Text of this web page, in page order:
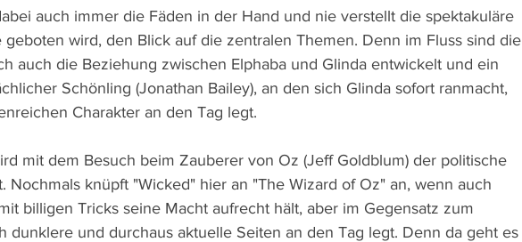
auch immer die Fäden in der Hand und nie verstellt die spektakuläre
geboten wird, den Blick auf die zentralen Themen. Denn im Fluss sind die
auch die Beziehung zwischen Elphaba und Glinda entwickelt und ein
Schönling (Jonathan Bailey), an den sich Glinda sofort ranmacht,
Charakter an den Tag legt.
mit dem Besuch beim Zauberer von Oz (Jeff Goldblum) der politische
Nochmals knüpft "Wicked" hier an "The Wizard of Oz" an, wenn auch
billigen Tricks seine Macht aufrecht hält, aber im Gegensatz zum
dunklere und durchaus aktuelle Seiten an den Tag legt. Denn da geht es